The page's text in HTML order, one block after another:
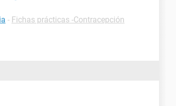
- Fichas prácticas -Contracepción